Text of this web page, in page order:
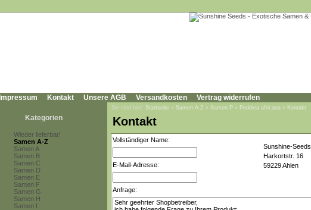
Impressum Kontakt Unsere AGB Versandkosten Vertrag widerrufen
Kategorien
Wieder lieferbar!
Samen A-Z
Samen A
Samen B
Samen C
Samen D
Samen E
Samen F
Samen G
Samen H
Samen I
Sie sind hier: Startseite » Samen A-Z » Samen P » Peddiea africana » Kontakt
Kontakt
Vollständiger Name:
Sunshine-Seeds
Harkortstr. 16
59229 Ahlen
E-Mail-Adresse:
Anfrage: